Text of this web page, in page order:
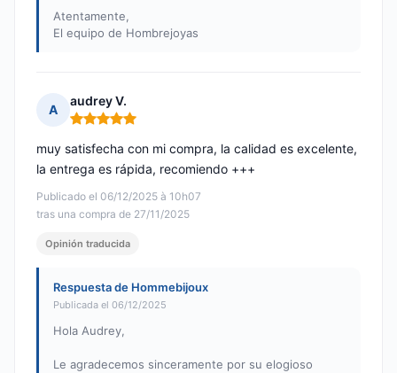
Atentamente,
El equipo de Hombrejoyas
A
audrey V.
Nota: 5 de 5
Publicado el 06/12/2025 à 10h07
tras una compra de 27/11/2025
muy satisfecha con mi compra, la calidad es excelente,
la entrega es rápida, recomiendo +++
Opinión traducida
Respuesta de Hommebijoux
Publicada el 06/12/2025
Hola Audrey,
Le agradecemos sinceramente por su elogioso